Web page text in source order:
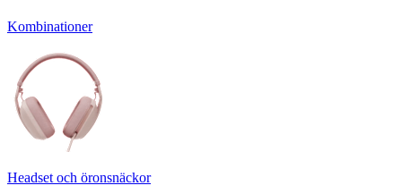
Kombinationer
Headset och öronsnäckor